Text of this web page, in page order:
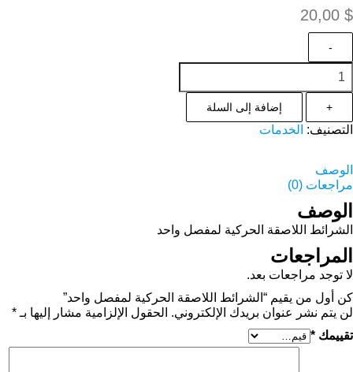
20,00 $
-
+ إضافة إلى السلة
التصنيف: الخدمات
الوصف
مراجعات (0)
الوصف
الشرائط اللاصقة الحركية لمفصل واحد
المراجعات
لا توجد مراجعات بعد.
كن أول من يقيم “الشرائط اللاصقة الحركية لمفصل واحد”
لن يتم نشر عنوان بريدك الإلكتروني. الحقول الإلزامية مشار إليها بـ *
تقييمك *